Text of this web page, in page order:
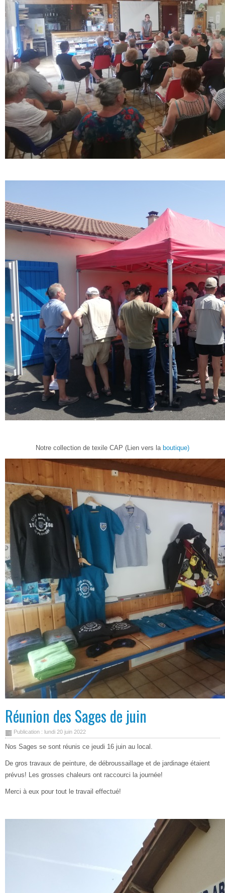
Notre collection de texile CAP (Lien vers la boutique)
Réunion des Sages de juin
Publication : lundi 20 juin 2022
Nos Sages se sont réunis ce jeudi 16 juin au local.
De gros travaux de peinture, de débroussaillage et de jardinage étaient
prévus! Les grosses chaleurs ont raccourci la journée!
Merci à eux pour tout le travail effectué!